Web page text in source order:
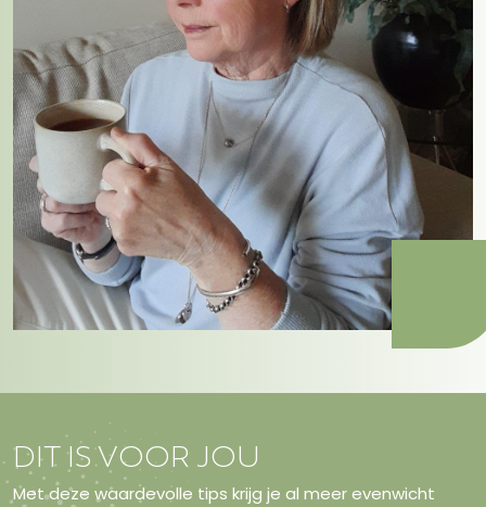
DIT IS VOOR JOU
Met deze waardevolle tips krijg je al meer evenwicht